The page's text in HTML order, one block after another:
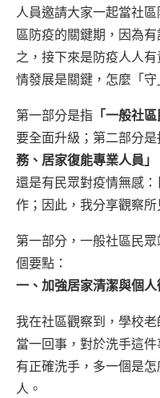
人員邀請大家一起當社
區防疫的關鍵期，因為
之，接下來是防疫人人
情發展是關鍵，怎麼「守
第一部分是指 「一般社
要全面升級；第二部分是
務、居家復能專業人員」
還是有民眾對疫情無感
作；因此，我分享觀察
第一部分，一般社區民
個要點：
一、加強居家清潔與個
我在社區觀察到，學校
當一回事，對於洗手這
有正確洗手，多一個是
人。